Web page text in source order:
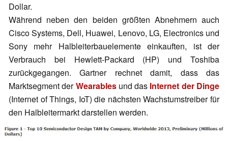
Dollar.
Während neben den beiden größten Abnehmern auch
Cisco Systems, Dell, Huawei, Lenovo, LG, Electronics und
Sony mehr Halbleiterbauelemente einkauften, ist der
Verbrauch bei Hewlett-Packard (HP) und Toshiba
zurückgegangen. Gartner rechnet damit, dass das
Marktsegment derWearablesund das Internet der Dinge
(Internet of Things, IoT) die nächsten Wachstumstreiber für
den Halbleitermarkt darstellen werden.